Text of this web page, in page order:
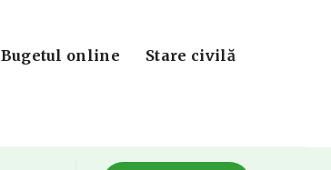
Bugetul online Stare civilă